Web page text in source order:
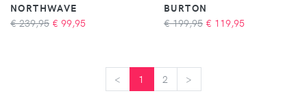
NORTHWAVE
€ 239,95 € 99,95
BURTON
€ 199,95 € 119,95
< 1 2 >